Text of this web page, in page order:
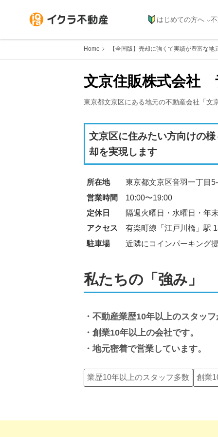
はじめての方へ
Home 【全国版】売却に強くて実績が豊富な
文京住販株式会社
東京都文京区にある地元の不動産会社「 文
文京区に住みたい方向けの
却を実現します
所在地
東京都文京区音羽一丁目
営業時間
10:00〜19:00
定休日
隔週火曜日・水曜日・年
アクセス
有楽町線「江戸川橋」駅
駐車場
近隣にコインパーキング
私たちの「強み」
不動産業歴10年以上のスタッ
創業10年以上の会社です。
地元密着で営業しています。
業歴10年以上のスタッフ多数 創業